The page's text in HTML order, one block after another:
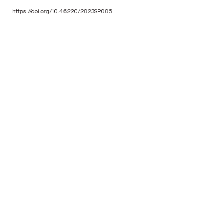
https://doi.org/10.46220/2023SP005